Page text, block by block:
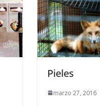
Pieles
marzo 27, 2016